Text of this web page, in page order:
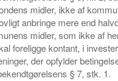
midler, ikke af
anbringe mere end
midler, som ikke af
foreligge kontant, i
der opfylder
§ 7, stk. 1.